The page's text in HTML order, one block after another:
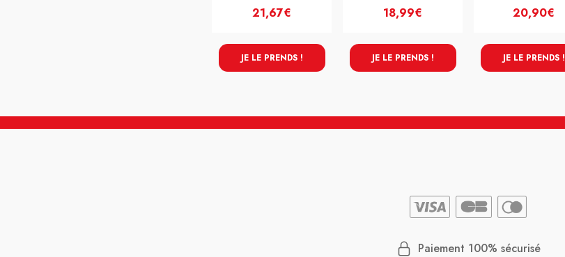
21,67€
JE LE PRENDS !
18,99€
JE LE PRENDS !
20,90€
JE LE PRENDS !
Paiement 100% sécurisé